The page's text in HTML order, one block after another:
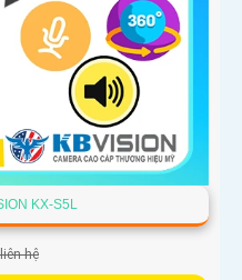
KX-S5L
hệ